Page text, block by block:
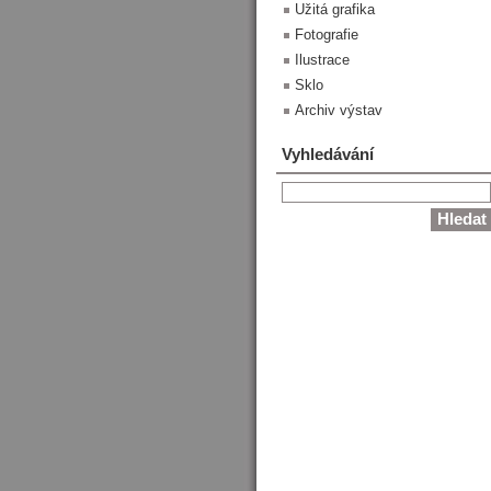
Užitá grafika
Fotografie
Ilustrace
Sklo
Archiv výstav
Vyhledávání